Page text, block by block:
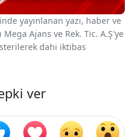
yayınlanan yazı, haber ve
Ajans ve Rek. Tic. A.Ş'ye
dahi iktibas
ver